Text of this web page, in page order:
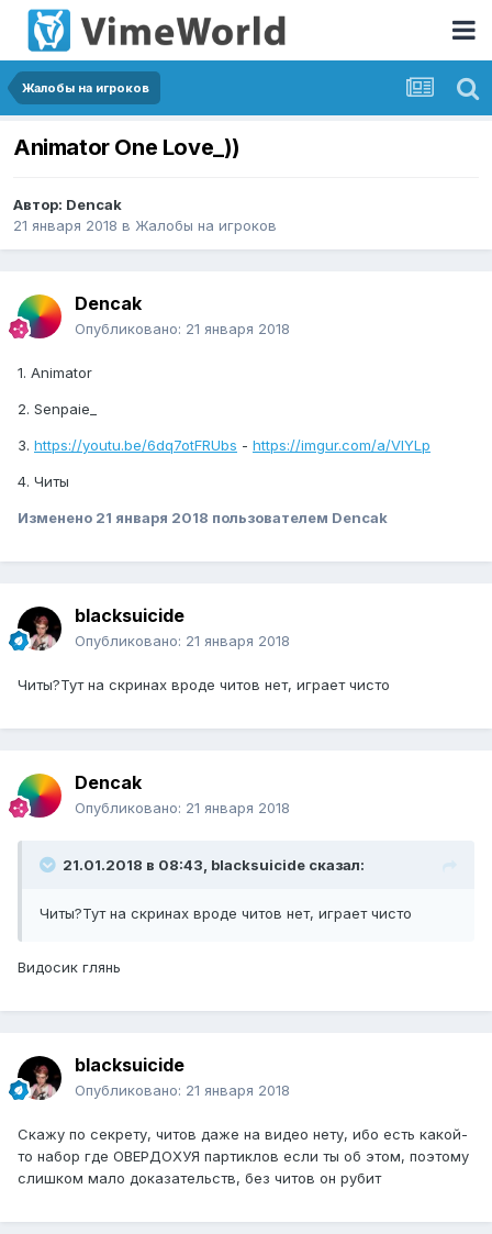
Жалобы на игроков
Animator One Love_))
Автор: Dencak
21 января 2018 в Жалобы на игроков
Dencak
Опубликовано: 21 января 2018
1. Animator
2. Senpaie_
3. https://youtu.be/6dq7otFRUbs - https://imgur.com/a/VlYLp
4. Читы
Изменено 21 января 2018 пользователем Dencak
blacksuicide
Опубликовано: 21 января 2018
Читы?Тут на скринах вроде читов нет, играет чисто
Dencak
Опубликовано: 21 января 2018
21.01.2018 в 08:43, blacksuicide сказал:
Читы?Тут на скринах вроде читов нет, играет чисто
Видосик глянь
blacksuicide
Опубликовано: 21 января 2018
Скажу по секрету, читов даже на видео нету, ибо есть какой-
то набор где ОВЕРДОХУЯ партиклов если ты об этом, поэтому
слишком мало доказательств, без читов он рубит